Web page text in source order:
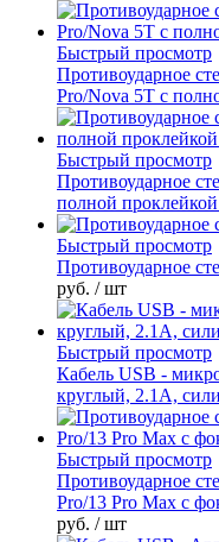
Быстрый просмотр
Противоударное
Pro/Nova 5T с
Быстрый просмотр
Противоударное
полной
Быстрый просмотр
Противоударное
руб. / шт
Быстрый просмотр
Кабель USB -
круглый, 2.1A,
Быстрый просмотр
Противоударное
Pro/13 Pro Max с
руб. / шт